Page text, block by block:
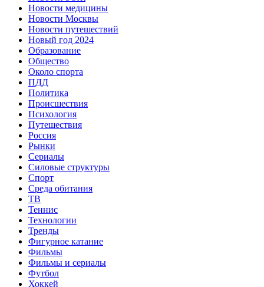
Новости медицины
Новости Москвы
Новости путешествий
Новый год 2024
Образование
Общество
Около спорта
ПДД
Политика
Происшествия
Психология
Путешествия
Россия
Рынки
Сериалы
Силовые структуры
Спорт
Среда обитания
ТВ
Теннис
Технологии
Тренды
Фигурное катание
Фильмы
Фильмы и сериалы
Футбол
Хоккей